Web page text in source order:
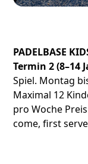
PADELBASE
Termin 2 (8–14
Spiel. Montag
Maximal 12
pro Woche
come, first